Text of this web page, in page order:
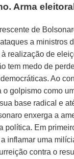
Arma
de
a ministros
realização de
tem medo de
Ao
o golpismo como
base radical e
enxerga a
política. Em
inflamar uma
contra o